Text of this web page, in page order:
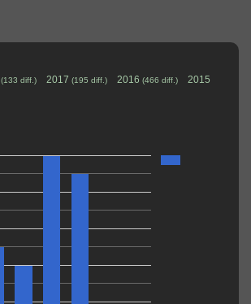
(133 diff.) 2017 (195 diff.) 2016 (466 diff.) 2015